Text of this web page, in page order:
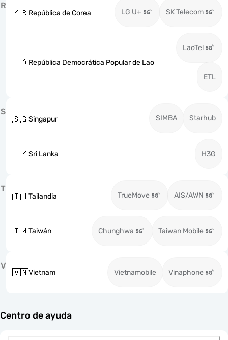
R
🇰🇷República de Corea LG U+ SK Telecom
🇱🇦República Democrática Popular de Lao
LaoTel
ETL
S
🇸🇬Singapur SIMBA Starhub
🇱🇰Sri Lanka H3G
T
🇹🇭Tailandia TrueMove AIS/AWN
🇹🇼Taiwán Chunghwa Taiwan Mobile
V
🇻🇳Vietnam Vietnamobile Vinaphone
Centro de ayuda